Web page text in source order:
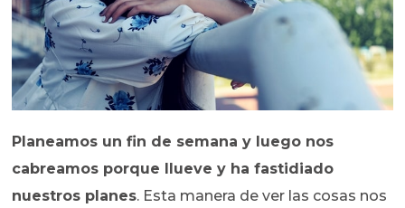
Planeamos un fin de semana y luego nos
cabreamos porque llueve y ha fastidiado
nuestros planes. Esta manera de ver las cosas nos